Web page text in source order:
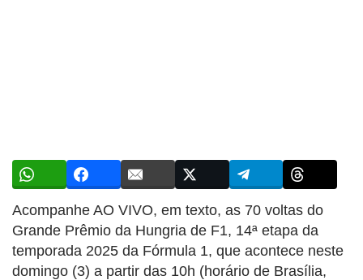
Acompanhe AO VIVO, em texto, as 70 voltas do
Grande Prêmio da Hungria de F1, 14ª etapa da
temporada 2025 da Fórmula 1, que acontece neste
domingo (3) a partir das 10h (horário de Brasília,